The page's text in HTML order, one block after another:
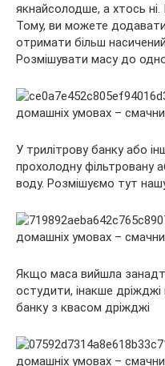
якнайсолодше, а хтось
Тому, ви можете
отримати більш
Розмішувати масу до
У трилітрову банку або
прохолодну фільтровану
воду. Розмішуємо тут
Якщо маса вийшла
остудити, інакше
банку з квасом дріжджі